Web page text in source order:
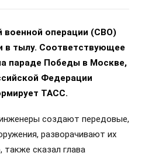
военной операции (СВО)
в тылу. Соответствующее
параде Победы в Москве,
Федерации
ТАСС.
создают передовые,
разворачивают их
сказал глава